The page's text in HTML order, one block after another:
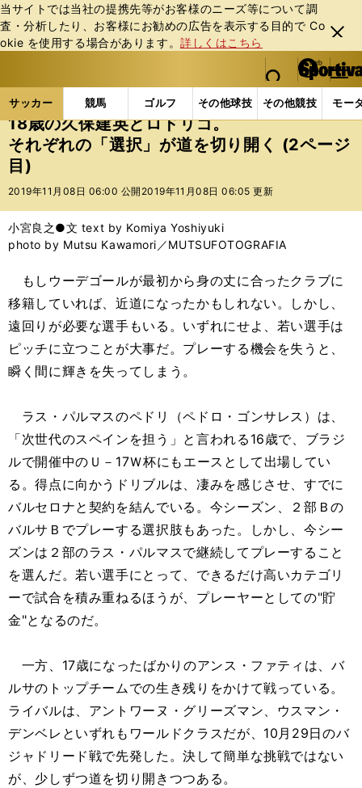
当サイトでは当社の提携先等がお客様のニーズ等について調
査・分析したり、お客様にお勧めの広告を表⽰する⽬的で Co
okie を使⽤する場合があります。詳しくはこちら
閉じ
る
web Sportiva (webスポルティーバ)
検索
マイペ
ー
ジ
メニュ
サッカー 競馬 ゴルフ その他球技 その他競技 モー
ス
ポ
ル
テ
ー
バ
サッカーの記事一覧 海外サッカー 海外サッカー
18歳の久保建英とロドリゴ。
それぞれの「選択」が道を切り開く (2ページ
目)
2019年11月08日 06:00 公開 2019年11月08日 06:05 更新
小宮良之●文 text by Komiya Yoshiyuki
photo by Mutsu Kawamori／MUTSUFOTOGRAFIA
もしウーデゴールが最初から身の丈に合ったクラブに
移籍していれば、近道になったかもしれない。しかし、
遠回りが必要な選手もいる。いずれにせよ、若い選手は
ピッチに立つことが大事だ。プレーする機会を失うと、
瞬く間に輝きを失ってしまう。
ラス・パルマスのペドリ（ペドロ・ゴンサレス）は、
「次世代のスペインを担う」と言われる16歳で、ブラジ
ルで開催中のＵ－17Ｗ杯にもエースとして出場してい
る。得点に向かうドリブルは、凄みを感じさせ、すでに
バルセロナと契約を結んでいる。今シーズン、２部Ｂの
バルサＢでプレーする選択肢もあった。しかし、今シー
ズンは２部のラス・パルマスで継続してプレーすること
を選んだ。若い選手にとって、できるだけ高いカテゴリ
ーで試合を積み重ねるほうが、プレーヤーとしての"貯
金"となるのだ。
一方、17歳になったばかりのアンス・ファティは、バ
ルサのトップチームでの生き残りをかけて戦っている。
ライバルは、アントワーヌ・グリーズマン、ウスマン・
デンベレといずれもワールドクラスだが、10月29日のバ
ジャドリード戦で先発した。決して簡単な挑戦ではない
が、少しずつ道を切り開きつつある。